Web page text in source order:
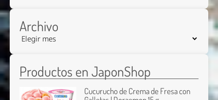
Archivo
Productos en JaponShop
Cucurucho de Crema de Fresa con